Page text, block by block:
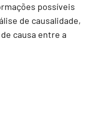
possíveis
de causalidade,
causa entre a